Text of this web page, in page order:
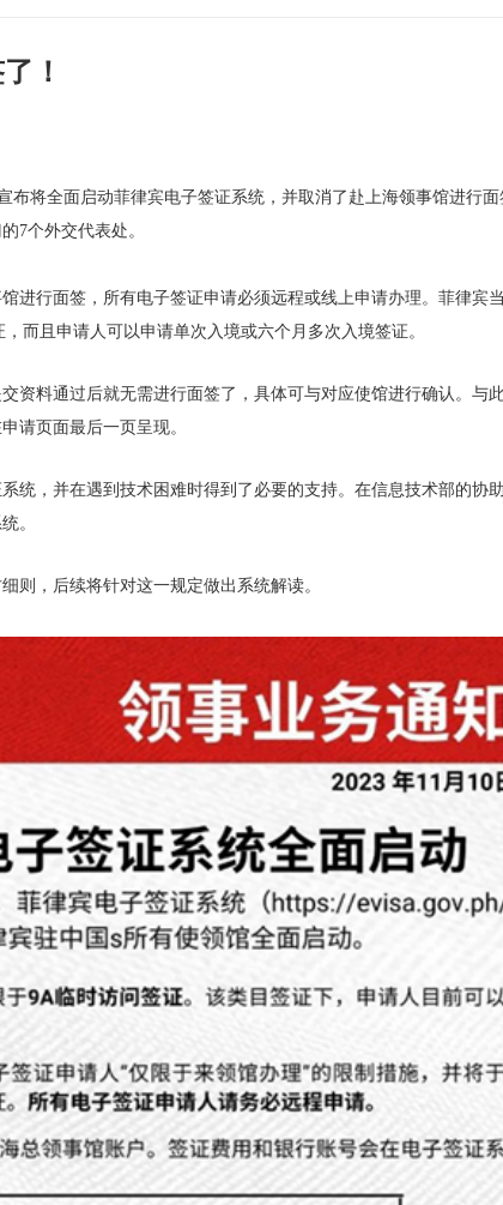
！
布将全面启动菲律宾电子签证系统，并取消了赴上海领事馆进行
7个外交代表处。
进行面签，所有电子签证申请必须远程或线上申请办理。 菲律宾
而且申请人可以申请单次入境或六个月多次入境签证。
资料通过后就无需进行面签了，具体可与对应使馆进行确认。 与
请页面最后一页呈现。
统，并在遇到技术困难时得到了必要的支持。在信息技术部的协
。
则，后续将针对这一规定做出系统解读。